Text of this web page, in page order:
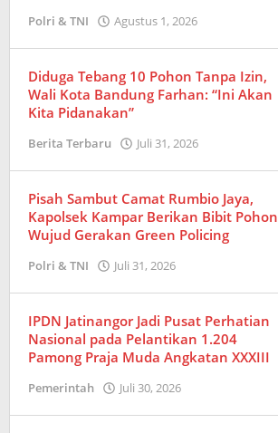
Polri & TNI Agustus 1, 2026
Diduga Tebang 10 Pohon Tanpa Izin,
Wali Kota Bandung Farhan: “Ini Akan
Kita Pidanakan”
Berita Terbaru Juli 31, 2026
Pisah Sambut Camat Rumbio Jaya,
Kapolsek Kampar Berikan Bibit Pohon
Wujud Gerakan Green Policing
Polri & TNI Juli 31, 2026
IPDN Jatinangor Jadi Pusat Perhatian
Nasional pada Pelantikan 1.204
Pamong Praja Muda Angkatan XXXIII
Pemerintah Juli 30, 2026